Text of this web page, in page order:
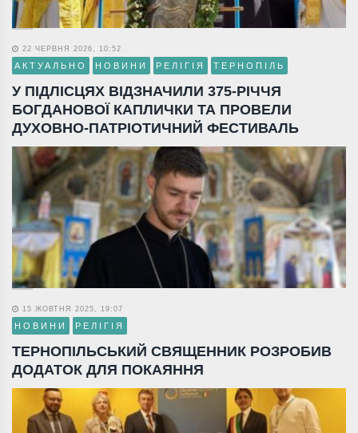
22 ЧЕРВНЯ 2026, 10:52
АКТУАЛЬНО НОВИНИ РЕЛІГІЯ ТЕРНОПІЛЬ
У ПІДЛІСЦЯХ ВІДЗНАЧИЛИ 375-РІЧЧЯ
БОГДАНОВОЇ КАПЛИЧКИ ТА ПРОВЕЛИ
ДУХОВНО-ПАТРІОТИЧНИЙ ФЕСТИВАЛЬ
15 ЖОВТНЯ 2025, 19:07
НОВИНИ РЕЛІГІЯ
ТЕРНОПІЛЬСЬКИЙ СВЯЩЕННИК РОЗРОБИВ
ДОДАТОК ДЛЯ ПОКАЯННЯ